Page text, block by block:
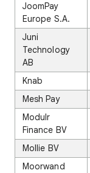
JoomPay
Europe S.A.
Juni
Technology
AB
Knab
Mesh Pay
Modulr
Finance BV
Mollie BV
Moorwand